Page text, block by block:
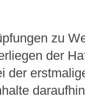
zu
der
der